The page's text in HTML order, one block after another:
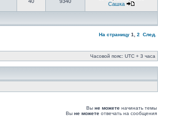
Сашка
На страницу 1 2 След.
Часовой пояс: UTC + 3 часа
Вы не можете начинать темы
Вы не можете отвечать на сообщения